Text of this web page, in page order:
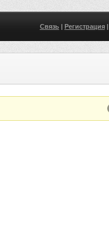
Связь| Регистрация|